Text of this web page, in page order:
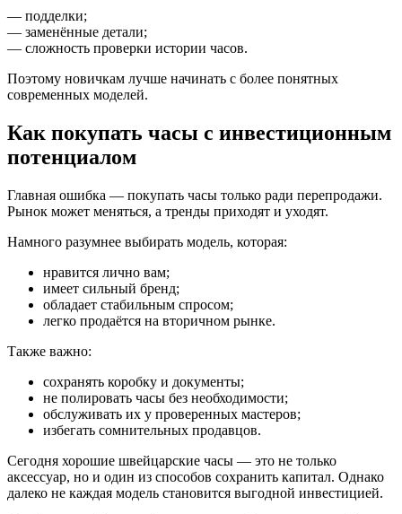
— подделки;
— заменённые детали;
— сложность проверки истории часов.
Поэтому новичкам лучше начинать с более понятных
современных моделей.
Как покупать часы с инвестиционным
потенциалом
Главная ошибка — покупать часы только ради перепродажи.
Рынок может меняться, а тренды приходят и уходят.
Намного разумнее выбирать модель, которая:
нравится лично вам;
имеет сильный бренд;
обладает стабильным спросом;
легко продаётся на вторичном рынке.
Также важно:
сохранять коробку и документы;
не полировать часы без необходимости;
обслуживать их у проверенных мастеров;
избегать сомнительных продавцов.
Сегодня хорошие швейцарские часы — это не только
аксессуар, но и один из способов сохранить капитал. Однако
далеко не каждая модель становится выгодной инвестицией.